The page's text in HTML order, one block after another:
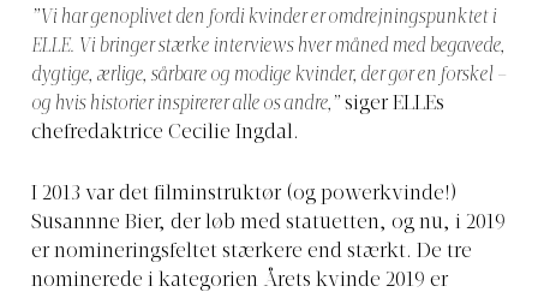
”Vi har genoplivet den fordi kvinder er omdrejningspunktet i
ELLE. Vi bringer stærke interviews hver måned med begavede,
dygtige, ærlige, sårbare og modige kvinder, der gør en forskel –
og hvis historier inspirerer alle os andre,” siger ELLEs
chefredaktrice Cecilie Ingdal.
I 2013 var det filminstruktør (og powerkvinde!)
Susannne Bier, der løb med statuetten, og nu, i 2019
er nomineringsfeltet stærkere end stærkt. De tre
nominerede i kategorien Årets kvinde 2019 er